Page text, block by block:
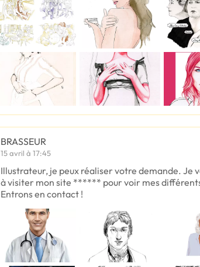
BRASSEUR
15 avril à 17:45
Illustrateur, je peux réaliser votre demande. Je
à visiter mon site ****** pour voir mes
Entrons en contact !